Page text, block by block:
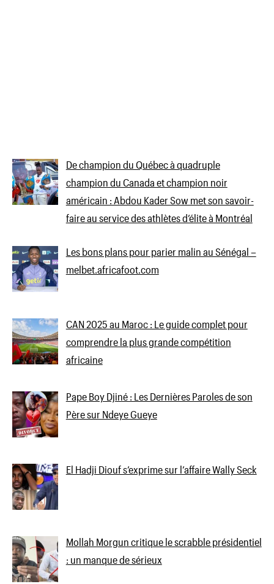
De champion du Québec à quadruple
champion du Canada et champion noir
américain : Abdou Kader Sow met son savoir-
faire au service des athlètes d’élite à Montréal
Les bons plans pour parier malin au Sénégal –
melbet.africafoot.com
CAN 2025 au Maroc : Le guide complet pour
comprendre la plus grande compétition
africaine
Pape Boy Djiné : Les Dernières Paroles de son
Père sur Ndeye Gueye
El Hadji Diouf s’exprime sur l’affaire Wally Seck
Mollah Morgun critique le scrabble présidentiel
: un manque de sérieux